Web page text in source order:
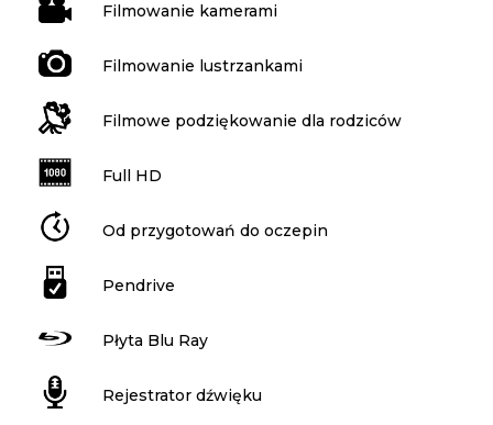
Filmowanie kamerami
Filmowanie lustrzankami
Filmowe podziękowanie dla rodziców
Full HD
Od przygotowań do oczepin
Pendrive
Płyta Blu Ray
Rejestrator dźwięku